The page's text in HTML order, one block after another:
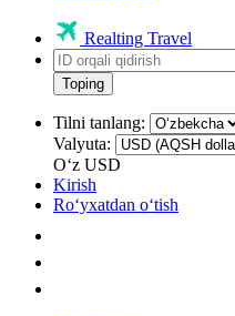
Realting Travel
Toping
Tilni tanlang:
Valyuta:
Oʻz USD
Kirish
Roʻyxatdan oʻtish